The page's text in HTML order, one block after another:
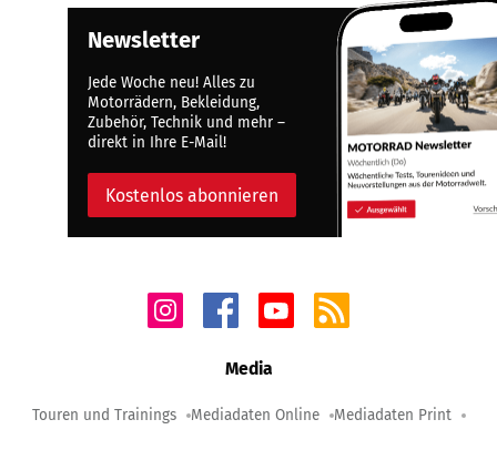
Newsletter
Jede Woche neu! Alles zu
Motorrädern, Bekleidung,
Zubehör, Technik und mehr –
direkt in Ihre E-Mail!
Kostenlos abonnieren
Media
Touren und Trainings Mediadaten Online Mediadaten Print